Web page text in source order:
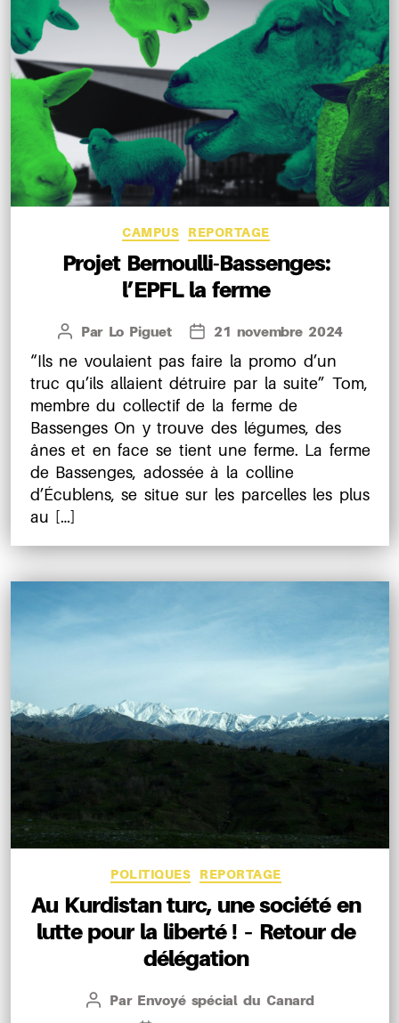
Catégories
CAMPUS REPORTAGE
Projet Bernoulli-Bassenges:
l’EPFL la ferme
Auteur
l’article
Par Lo Piguet
Date
de
l’article
21 novembre 2024
“Ils ne voulaient pas faire la promo d’un
truc qu’ils allaient détruire par la suite” Tom,
membre du collectif de la ferme de
Bassenges On y trouve des légumes, des
ânes et en face se tient une ferme. La ferme
de Bassenges, adossée à la colline
d’Écublens, se situe sur les parcelles les plus
au […]
Catégories
POLITIQUES REPORTAGE
Au Kurdistan turc, une société en
lutte pour la liberté ! – Retour de
délégation
Auteur
Par Envoyé spécial du Canard